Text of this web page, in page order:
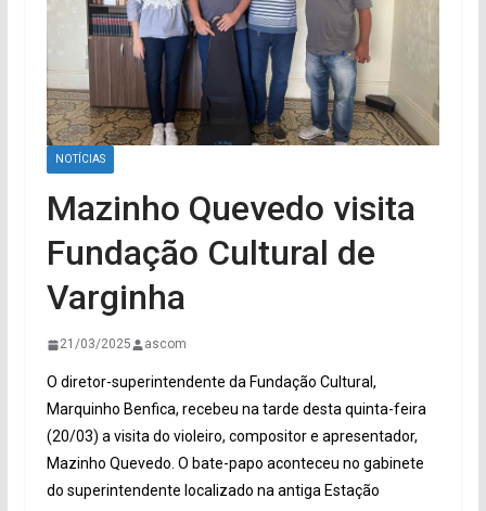
NOTÍCIAS
Mazinho Quevedo visita
Fundação Cultural de
Varginha
21/03/2025 ascom
O diretor-superintendente da Fundação Cultural,
Marquinho Benfica, recebeu na tarde desta quinta-feira
(20/03) a visita do violeiro, compositor e apresentador,
Mazinho Quevedo. O bate-papo aconteceu no gabinete
do superintendente localizado na antiga Estação